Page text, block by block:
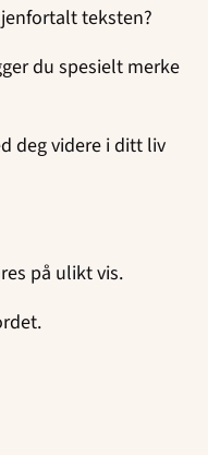
teksten?
du spesielt merke
deg videre i ditt liv
på ulikt vis.